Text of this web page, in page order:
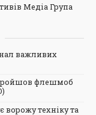
Медіа Група
важливих
флешмоб
техніку та